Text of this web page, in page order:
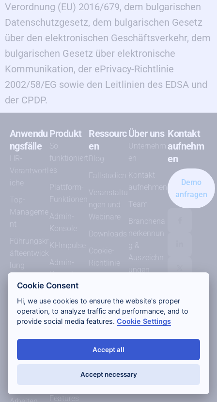
Verordnung (EU) 2016/679, dem bulgarischen
Datenschutzgesetz, dem bulgarischen Gesetz
über den elektronischen Geschäftsverkehr, dem
bulgarischen Gesetz über elektronische
Kommunikation, der ePrivacy-Richtlinie
2002/58/EG sowie den Leitlinien des EDSA und
der CPDP.
Anwendu
ngsfälle
HR-
Verantwortl
iche
Top-
Manageme
nt
Führungskr
äfteentwick
lung
Organisati
lung
Change
Hybrides
Produkt
funktioniert
es
Plattform-
Funktionen
Admin-
Konsole
KI-Impulse
Admin-
Konsole
Integration
en
Sicherheit
Plattform-
Features
Ressourc
en
Blog
Fallstudien
Veranstaltu
ngen und
Webinare
Downloads
Cookie-
Richtlinie
der
Website
edingunge
Über uns
Unternehm
en
Kontakt
aufnehmen
Team
Branchena
nerkennun
g &
Auszeichn
ungen
Kontakt
aufnehm
en
Demo
anfragen
Cookie Consent
Hi, we use cookies to ensure the website's proper
operation, to analyze traffic and performance, and to
provide social media features.Cookie Settings
Accept all
Accept necessary